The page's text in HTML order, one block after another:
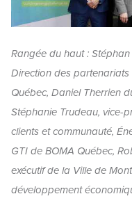
Rangée du haut :
Direction des
Québec, Daniel Therrien
Stéphanie Trudeau, vice-
clients et communauté,
GTI de BOMA Québec,
exécutif de la Ville de
développement